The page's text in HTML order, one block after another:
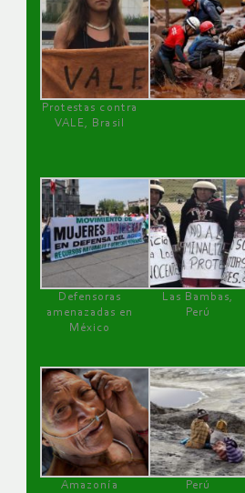
Protestas contra
VALE, Brasil
Defensoras
amenazadas en
México
Las Bambas,
Perú
Amazonía
Perú